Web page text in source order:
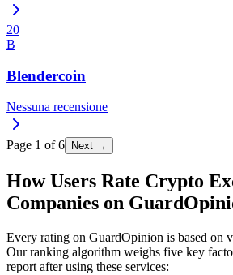
20
B
Blendercoin
Nessuna recensione
Page 1 of6 Next →
How Users Rate Crypto
Companies on
Every rating on GuardOpinion is based on
Our ranking algorithm weighs five key
report after using these services: